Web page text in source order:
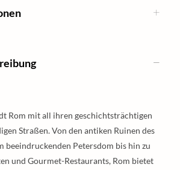
Rom mit all ihren geschichtsträchtigen
Straßen. Von den antiken Ruinen des
beeindruckenden Petersdom bis hin zu
und Gourmet-Restaurants, Rom bietet